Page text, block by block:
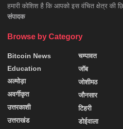
हमारी कोशिश है कि आपको इस वंचित क्षेत्र की
संपादक
Browse by Category
Bitcoin News
Education
अल्मोड़ा
अवर्गीकृत
उत्तरकाशी
उत्तराखंड
चम्पावत
जॉब
जोशीमठ
जौनसार
टिहरी
डोईवाला